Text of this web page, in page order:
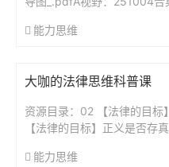
能力思维
大咖的法律思维科普课
资源目录：02 【法律的目
【法律的目标】正义是否存
能力思维